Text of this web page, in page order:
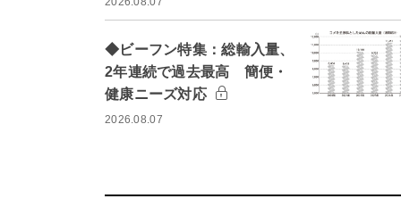
◆ビーフン特集：総輸入量、
2年連続で過去最高 簡便・
健康ニーズ対応
2026.08.07